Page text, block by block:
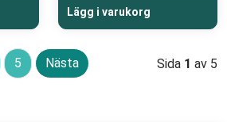
Lägg i varukorg
5 Nästa Sida 1 av 5